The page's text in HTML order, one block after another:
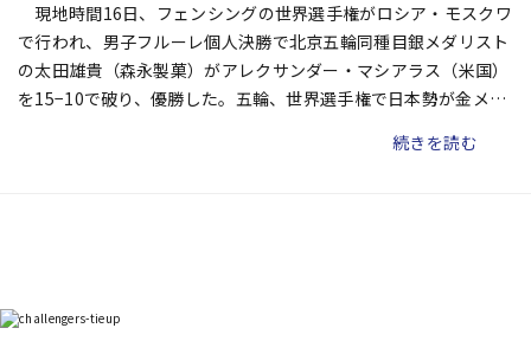
現地時間16日、フェンシングの世界選手権がロシア・モスクワ
で行われ、男子フルーレ個人決勝で北京五輪同種目銀メダリスト
の太田雄貴（森永製菓）がアレクサンダー・マシアラス（米国）
を15−10で破り、優勝した。五輪、世界選手権で日本勢が金メダ
予選を免除され、決勝トーナメントからの出場。同日に行われた
続きを読む